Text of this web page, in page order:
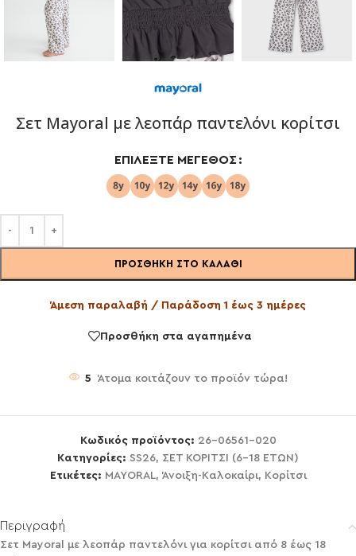
Σετ Mayoral με λεοπάρ παντελόνι κορίτσι
ΕΠΙΛΈΞΤΕ ΜΈΓΕΘΟΣ
ΠΡΟΣΘΉΚΗ ΣΤΟ ΚΑΛΆΘΙ
Άμεση παραλαβή / Παράδοση 1 έως 3 ημέρες
Προσθήκη στα αγαπημένα
5 Άτομα κοιτάζουν το προϊόν τώρα!
Κωδικός προϊόντος: 26-06561-020
Κατηγορίες: SS26, ΣΕΤ ΚΟΡΙΤΣΙ (6-18 ΕΤΩΝ)
Ετικέτες: MAYORAL, Άνοιξη-Καλοκαίρι, Κορίτσι
Περιγραφή
Σετ Mayoral με λεοπάρ παντελόνι για κορίτσι από 8 έως 18